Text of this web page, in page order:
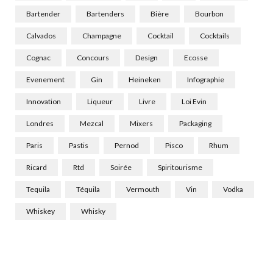
Bartender Bartenders Bière Bourbon
Calvados Champagne Cocktail Cocktails
Cognac Concours Design Ecosse
Evenement Gin Heineken Infographie
Innovation Liqueur Livre Loi Evin
Londres Mezcal Mixers Packaging
Paris Pastis Pernod Pisco Rhum
Ricard Rtd Soirée Spiritourisme
Tequila Téquila Vermouth Vin Vodka
Whiskey Whisky